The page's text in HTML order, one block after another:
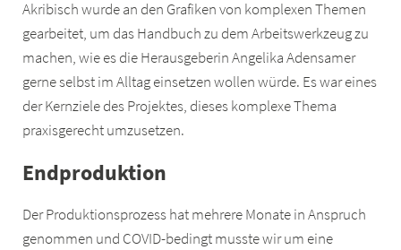
Akribisch wurde an den Grafiken von komplexen Themen
gearbeitet, um das Handbuch zu dem Arbeitswerkzeug zu
machen, wie es die Herausgeberin Angelika Adensamer
gerne selbst im Alltag einsetzen wollen würde. Es war eines
der Kernziele des Projektes, dieses komplexe Thema
praxisgerecht umzusetzen.
Endproduktion
Der Produktionsprozess hat mehrere Monate in Anspruch
genommen und COVID-bedingt musste wir um eine